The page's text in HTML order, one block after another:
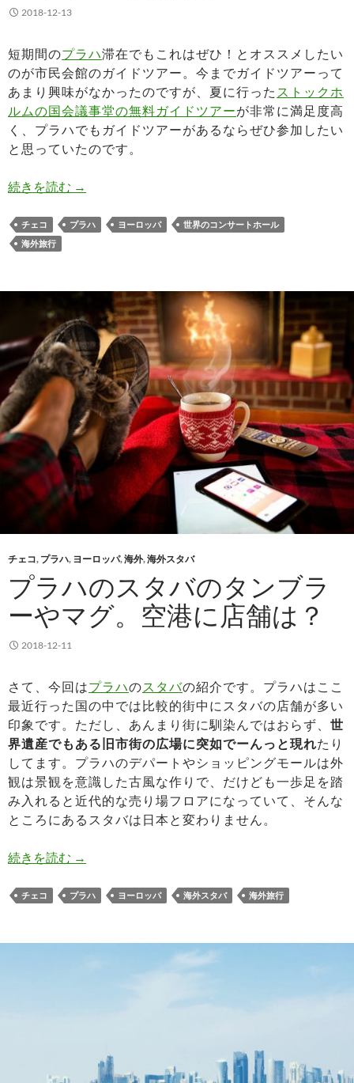
2018-12-13
短期間のプラハ滞在でもこれはぜひ！とオススメしたい
のが市民会館のガイドツアー。今までガイドツアーって
あまり興味がなかったのですが、夏に行ったストックホ
ルムの国会議事堂の無料ガイドツアーが非常に満足度高
く、プラハでもガイドツアーがあるならぜひ参加したい
と思っていたのです。
続きを読む プラハ市民会館のガイドツアー！スメタナホー
→
チェコ プラハ ヨーロッパ
世界のコンサートホール
海外旅行
チェコ, プラハ, ヨーロッパ,海外,海外スタバ
プラハのスタバのタンブラ
ーやマグ。空港に店舗は？
2018-12-11
さて、今回はプラハのスタバの紹介です。プラハはここ
最近行った国の中では比較的街中にスタバの店舗が多い
印象です。ただし、あんまり街に馴染んではおらず、 世
界遺産でもある旧市街の広場に突如でーんっと現れたり
してます。プラハのデパートやショッピングモールは外
観は景観を意識した古風な作りで、だけども一歩足を踏
み入れると近代的な売り場フロアになっていて、そんな
ところにあるスタバは日本と変わりません。
続きを読む プラハのスタバのタンブラーやマグ。空港に店舗
→
チェコ プラハ ヨーロッパ 海外スタバ 海外旅行